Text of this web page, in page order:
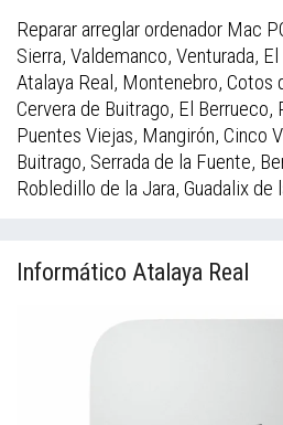
Reparar arreglar ordenador Mac
Sierra, Valdemanco, Venturada,
Atalaya Real, Montenebro, Cotos
Cervera de Buitrago, El Berrueco,
Puentes Viejas, Mangirón, Cinco
Buitrago, Serrada de la Fuente,
Robledillo de la Jara, Guadalix de
Informático Atalaya Real